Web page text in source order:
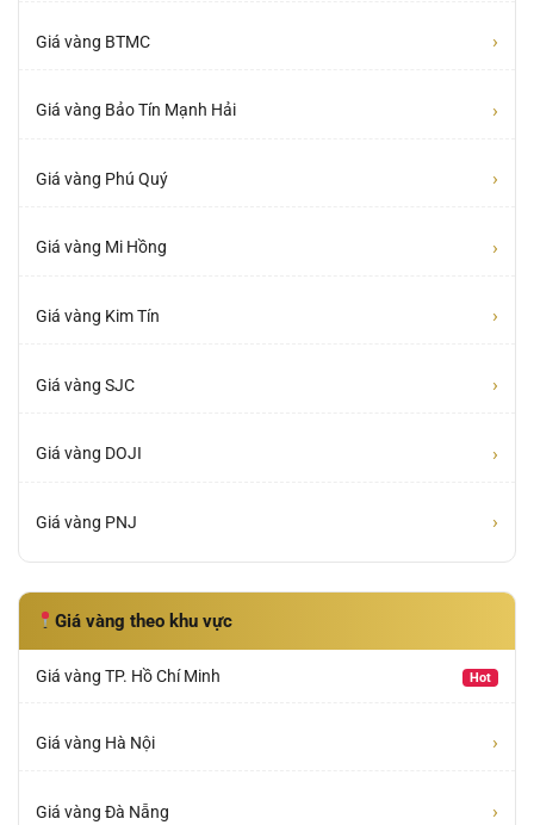
Giá vàng BTMC ›
Giá vàng Bảo Tín Mạnh Hải ›
Giá vàng Phú Quý ›
Giá vàng Mi Hồng ›
Giá vàng Kim Tín ›
Giá vàng SJC ›
Giá vàng DOJI ›
Giá vàng PNJ ›
Giá vàng theo khu vực
Giá vàng TP. Hồ Chí Minh Hot
Giá vàng Hà Nội ›
Giá vàng Đà Nẵng ›